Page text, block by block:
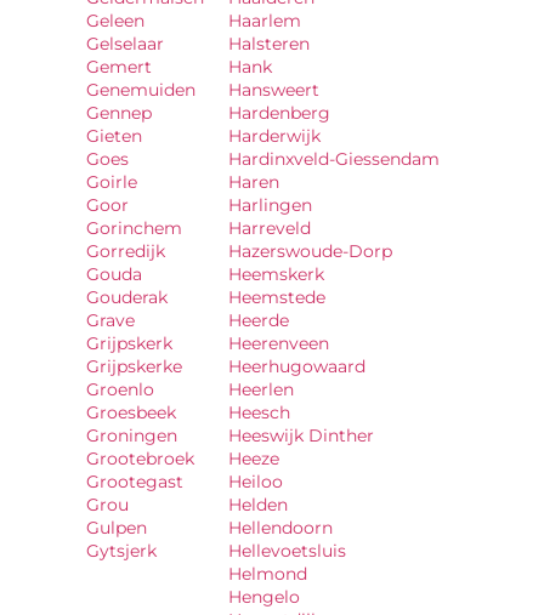
Geleen
Gelselaar
Gemert
Genemuiden
Gennep
Gieten
Goes
Goirle
Goor
Gorinchem
Gorredijk
Gouda
Gouderak
Grave
Grijpskerk
Grijpskerke
Groenlo
Groesbeek
Groningen
Grootebroek
Grootegast
Grou
Gulpen
Gytsjerk
Haarlem
Halsteren
Hank
Hansweert
Hardenberg
Harderwijk
Hardinxveld-Giessendam
Haren
Harlingen
Harreveld
Hazerswoude-Dorp
Heemskerk
Heemstede
Heerde
Heerenveen
Heerhugowaard
Heerlen
Heesch
Heeswijk Dinther
Heeze
Heiloo
Helden
Hellendoorn
Hellevoetsluis
Helmond
Hengelo